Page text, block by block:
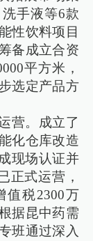
手液等6款
性饮料项目
备成立合资
平方米，
选定产品方
营。成立了
化仓库改造
现场认证并
正式运营，
值税2300万
据昆中药需
班通过深入